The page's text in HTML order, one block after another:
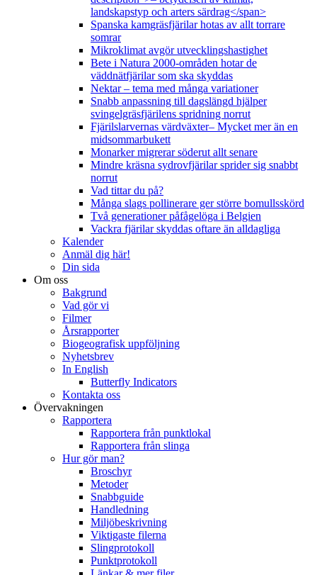
landskapstyp och arters särdrag</span>
Spanska kamgräsfjärilar hotas av allt torrare
somrar
Mikroklimat avgör utvecklingshastighet
Bete i Natura 2000-områden hotar de
väddnätfjärilar som ska skyddas
Nektar – tema med många variationer
Snabb anpassning till dagslängd hjälper
svingelgräsfjärilens spridning norrut
Fjärilslarvernas värdväxter– Mycket mer än en
midsommarbukett
Monarker migrerar söderut allt senare
Mindre kräsna sydrovfjärilar sprider sig snabbt
norrut
Vad tittar du på?
Många slags pollinerare ger större bomullsskörd
Två generationer påfågelöga i Belgien
Vackra fjärilar skyddas oftare än alldagliga
Kalender
Anmäl dig här!
Din sida
Om oss
Bakgrund
Vad gör vi
Filmer
Årsrapporter
Biogeografisk uppföljning
Nyhetsbrev
In English
Butterfly Indicators
Kontakta oss
Övervakningen
Rapportera
Rapportera från punktlokal
Rapportera från slinga
Hur gör man?
Broschyr
Metoder
Snabbguide
Handledning
Miljöbeskrivning
Viktigaste filerna
Slingprotokoll
Punktprotokoll